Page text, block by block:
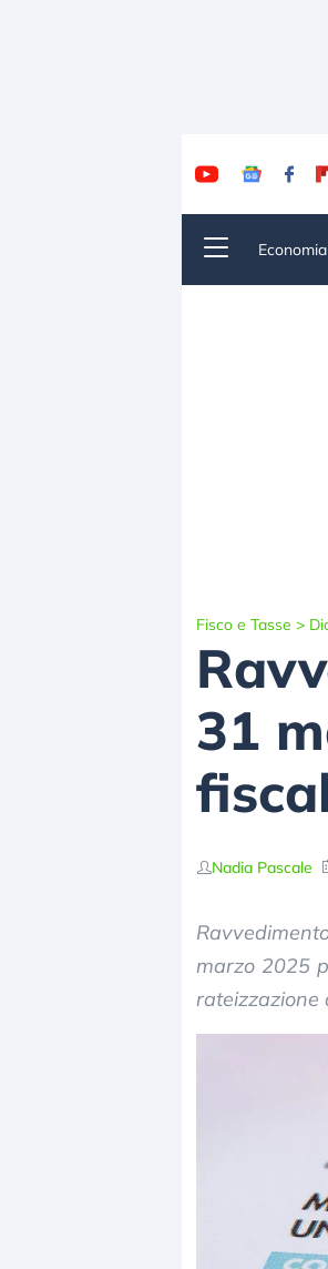
Fisco e Tasse >
31
Nadia Pascale
marzo 2025
rateizzazione